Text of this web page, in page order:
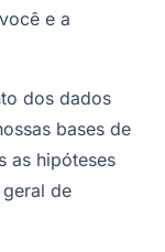
e a
dos dados
bases de
as hipóteses
de